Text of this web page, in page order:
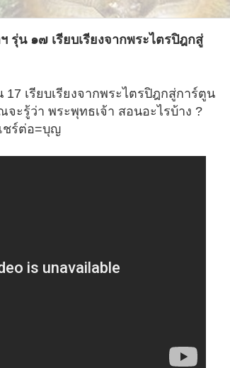
น ๑๗ เรียบเรียงจากพระไตรปิฎกสู่
เรียบเรียงจากพระไตรปิฎกสู่การ์ตูน
ะรู้ว่า พระพุทธเจ้า สอนอะไรบ้าง ?
ชร์ต่อ=บุญ